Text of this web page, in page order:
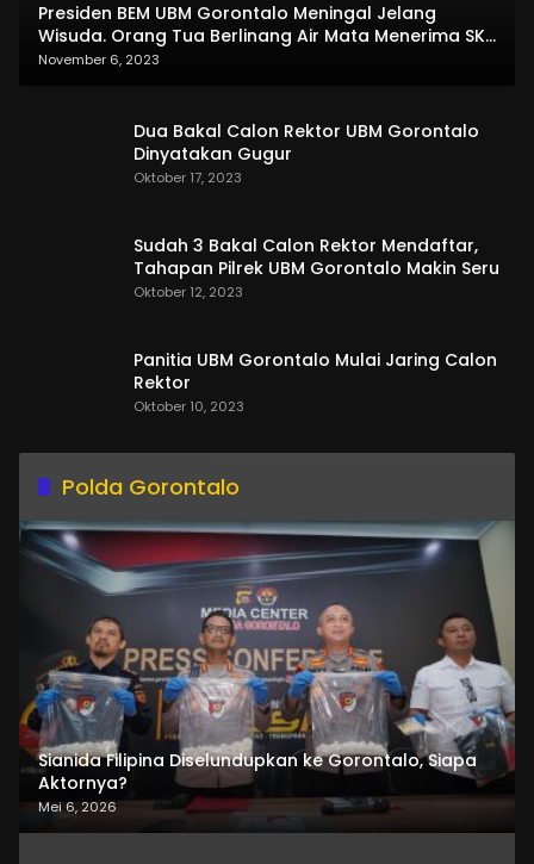
Presiden BEM UBM Gorontalo Meningal Jelang
Wisuda. Orang Tua Berlinang Air Mata Menerima SKL
dan Pemasangan Salempang
November 6, 2023
Dua Bakal Calon Rektor UBM Gorontalo
Dinyatakan Gugur
Oktober 17, 2023
Sudah 3 Bakal Calon Rektor Mendaftar,
Tahapan Pilrek UBM Gorontalo Makin Seru
Oktober 12, 2023
Panitia UBM Gorontalo Mulai Jaring Calon
Rektor
Oktober 10, 2023
Polda Gorontalo
Sianida Filipina Diselundupkan ke Gorontalo, Siapa
Aktornya?
Mei 6, 2026